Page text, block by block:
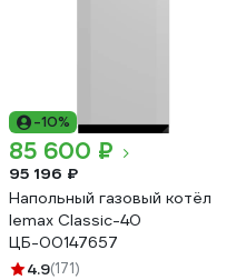
-10%
85 600 ₽
95 196 ₽
Напольный газовый котёл
lemax Classic-40
ЦБ-00147657
4.9(171)